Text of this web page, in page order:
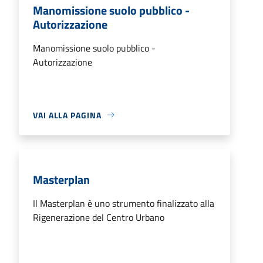
Manomissione suolo pubblico -
Autorizzazione
Manomissione suolo pubblico -
Autorizzazione
VAI ALLA PAGINA
Masterplan
Il Masterplan è uno strumento finalizzato alla
Rigenerazione del Centro Urbano